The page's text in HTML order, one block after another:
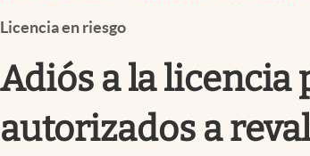
Curiosidades
Licencia en riesgo
Adiós a la licencia
autorizados a